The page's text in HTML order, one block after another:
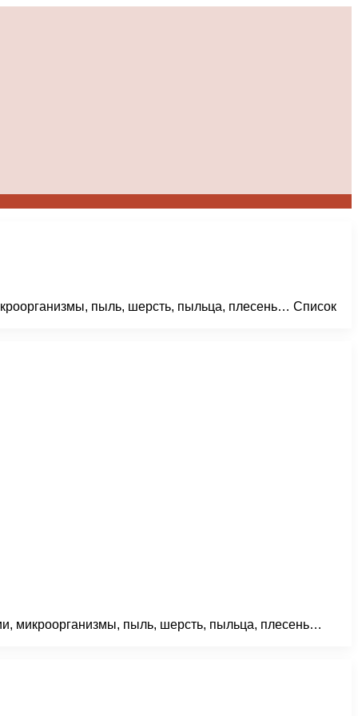
пыль, шерсть, пыльца, плесень… Список
микроорганизмы, пыль, шерсть, пыльца, плесень…